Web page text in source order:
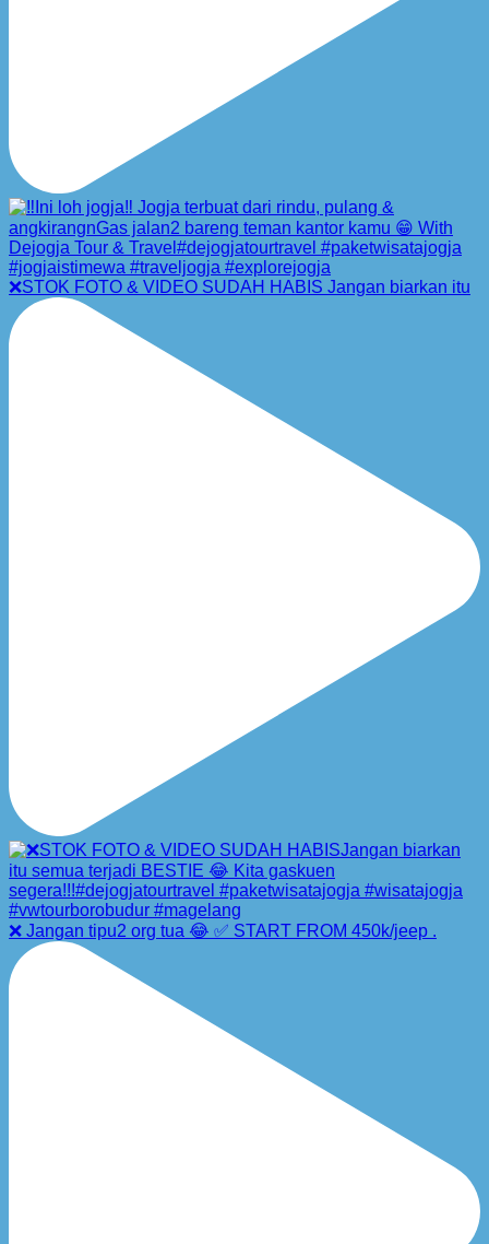
❌STOK FOTO & VIDEO SUDAH HABIS Jangan biarkan itu
❌ Jangan tipu2 org tua 😂 ✅ START FROM 450k/jeep .